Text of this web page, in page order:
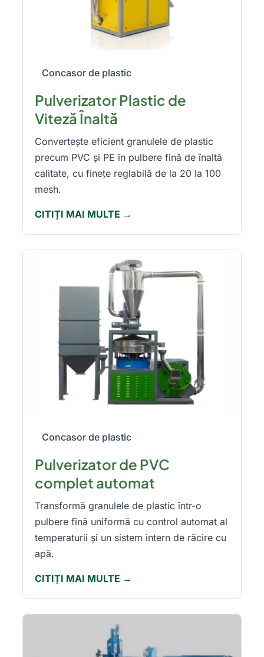
Concasor de plastic
Pulverizator Plastic de
Viteză Înaltă
Convertește eficient granulele de plastic
precum PVC și PE în pulbere fină de înaltă
calitate, cu finețe reglabilă de la 20 la 100
mesh.
CITIȚI MAI MULTE →
Concasor de plastic
Pulverizator de PVC
complet automat
Transformă granulele de plastic într-o
pulbere fină uniformă cu control automat al
temperaturii și un sistem intern de răcire cu
apă.
CITIȚI MAI MULTE →